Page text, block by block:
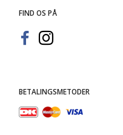
FIND OS PÅ
BETALINGSMETODER